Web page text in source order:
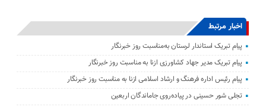
اخبار مرتبط
پیام تبریک استاندار لرستان به‌مناسبت روز خبرنگار
پیام تبریک مدیر جهاد کشاورزی ازنا به مناسبت روز خبرنگار
پیام رئیس اداره فرهنگ و ارشاد اسلامی ازنا به مناسبت روز خبرنگار
تجلی شور حسینی در پیاده‌روی جاماندگان اربعین